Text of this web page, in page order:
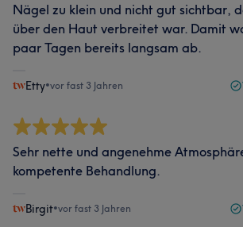
Nägel zu klein und nicht gut sichtbar,
über den Haut verbreitet war. Damit
paar Tagen bereits langsam ab.
Etty•vor fast 3 Jahren
Sehr nette und angenehme
kompetente Behandlung.
Birgit•vor fast 3 Jahren